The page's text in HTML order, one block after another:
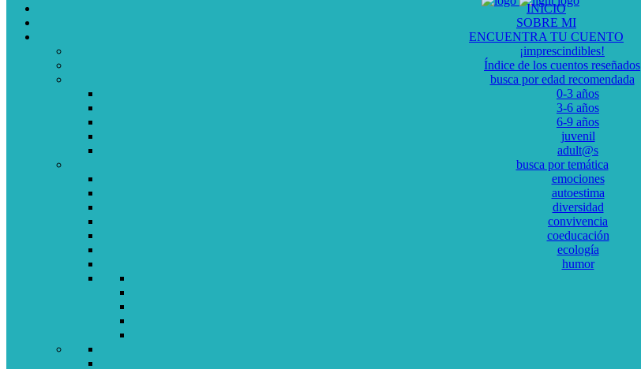
INICIO
SOBRE MI
ENCUENTRA TU CUENTO
¡imprescindibles!
Índice de los cuentos reseñados
busca por edad recomendada
0-3 años
3-6 años
6-9 años
juvenil
adult@s
busca por temática
emociones
autoestima
diversidad
convivencia
coeducación
ecología
humor